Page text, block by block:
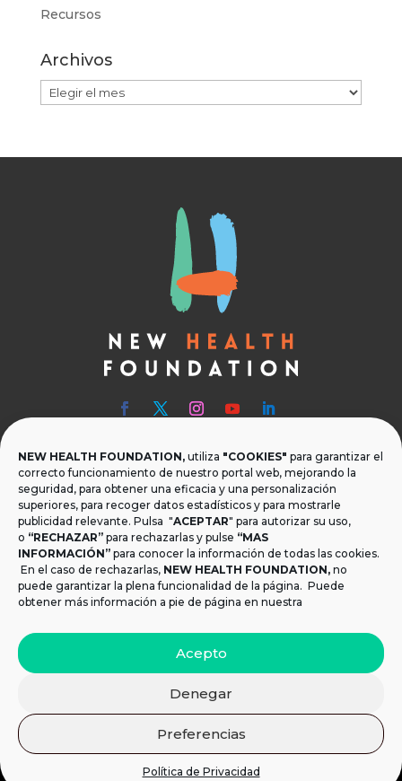
NEW HEALTH FOUNDATION, utiliza "COOKIES" para garantizar el
correcto funcionamiento de nuestro portal web, mejorando la
seguridad, para obtener una eficacia y una personalización
superiores, para recoger datos estadísticos y para mostrarle
publicidad relevante. Pulsa "ACEPTAR" para autorizar su uso,
o “RECHAZAR” para rechazarlas y pulse “MAS
INFORMACIÓN” para conocer la información de todas las cookies.
En el caso de rechazarlas, NEW HEALTH FOUNDATION, no
puede garantizar la plena funcionalidad de la página. Puede
obtener más información a pie de página en nuestra
Acepto
Denegar
Preferencias
Política de Privacidad
Recursos
Archivos
Archivos
 Teléfono
T.+34 954 219 597
 Dónde estamos
Calle Monsalves 35 Local 2. 41001, Sevilla.
España
 Email
info@newhealthfoundation.org
Aviso legal y Política de Privacidad|Política de
cookies
© 2021 New Health Foundation. Todos los derechos
reservados.